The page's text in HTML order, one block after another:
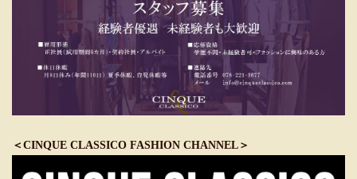
＜CINQUE CLASSICO FASHION CHANNEL＞